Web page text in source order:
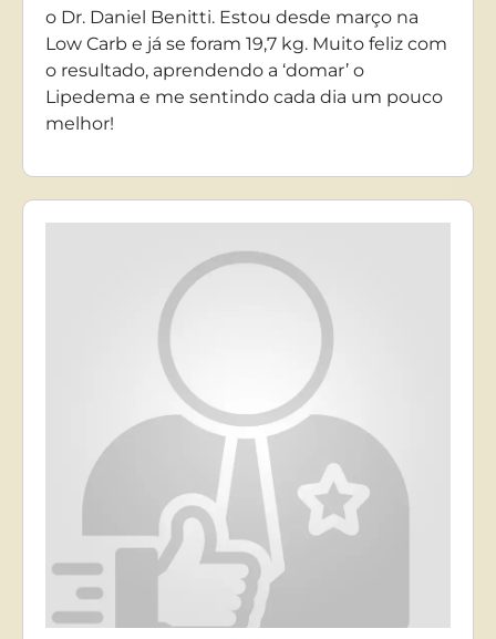
o Dr. Daniel Benitti. Estou desde março na
Low Carb e já se foram 19,7 kg. Muito feliz com
o resultado, aprendendo a ‘domar’ o
Lipedema e me sentindo cada dia um pouco
melhor!